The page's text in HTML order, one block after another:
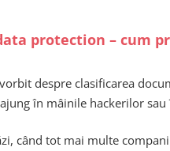
protection – cum
despre clasificarea
în mâinile hackerilor
când tot mai multe